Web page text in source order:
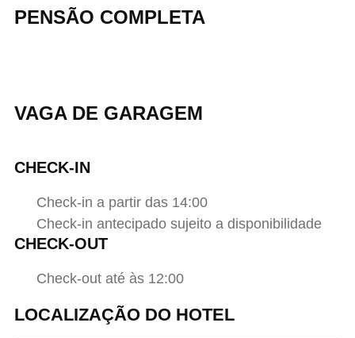
PENSÃO COMPLETA
VAGA DE GARAGEM
CHECK-IN
Check-in a partir das 14:00
Check-in antecipado sujeito a disponibilidade
CHECK-OUT
Check-out até às 12:00
LOCALIZAÇÃO DO HOTEL